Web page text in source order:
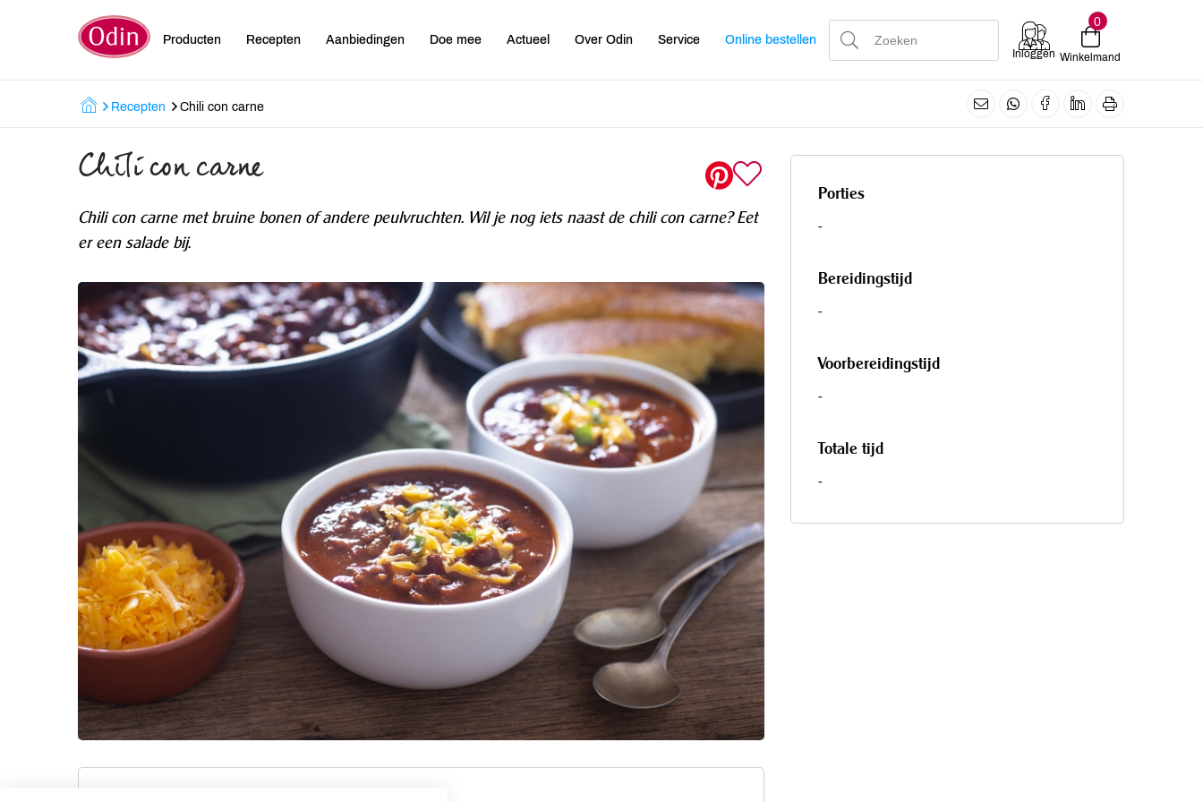
Producten Recepten Aanbiedingen Doe mee Actueel Over Odin Service Online bestellen
Inloggen
0
Winkelmand
Recepten Chili con carne
Chili con carne
Chili con carne met bruine bonen of andere peulvruchten. Wil je nog iets naast de chili con carne? Eet
er een salade bij.
Porties
-
Bereidingstijd
-
Voorbereidingstijd
-
Totale tijd
-